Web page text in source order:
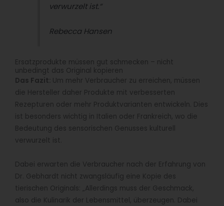
verwurzelt ist.“
Rebecca Hansen
Ersatzprodukte müssen gut schmecken – nicht
unbedingt das Original kopieren
Das Fazit: Um mehr Verbraucher zu erreichen, müssen
die Hersteller daher Produkte mit verbesserten
Rezepturen oder mehr Produktvarianten entwickeln. Dies
ist besonders wichtig in Italien oder Frankreich, wo die
Bedeutung des sensorischen Genusses kulturell
verwurzelt ist.
Dabei erwarten die Verbraucher nach der Erfahrung von
Dr. Gebhardt nicht zwangsläufig eine Kopie des
tierischen Originals: „Allerdings muss der Geschmack,
also die Kulinarik der Lebensmittel, überzeugen. Dabei